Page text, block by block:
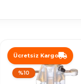
Ücretsiz Kargo
%10